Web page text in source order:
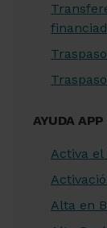
AYUDA
Activa el
Alta en